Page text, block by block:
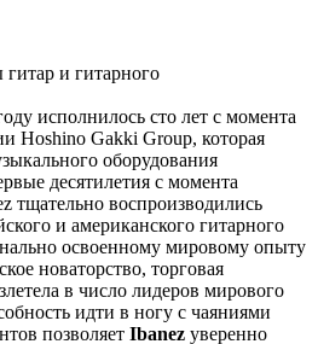
и гитарного
исполнилось сто лет с момента
Hoshino Gakki Group, которая
оборудования
десятилетия с момента
тщательно воспроизводились
и американского гитарного
освоенному мировому опыту
новаторство, торговая
в число лидеров мирового
идти в ногу с чаяниями
позволяет Ibanez уверенно